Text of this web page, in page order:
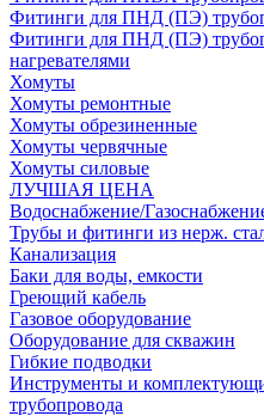
Фитинги для ПНД (ПЭ)
Фитинги для ПНД (ПЭ)
нагревателями
Хомуты
Хомуты ремонтные
Хомуты обрезиненные
Хомуты червячные
Хомуты силовые
ЛУЧШАЯ ЦЕНА
Водоснабжение/
Трубы и фитинги из нерж.
Канализация
Баки для воды, емкости
Греющий кабель
Газовое оборудование
Оборудование для скважин
Гибкие подводки
Инструменты и
трубопровода